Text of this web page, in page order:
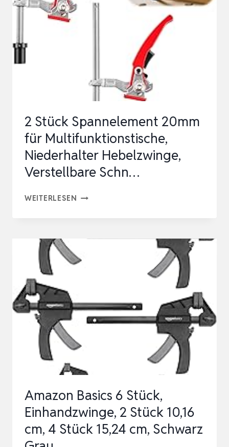
ALLEN
20-
MM-
BOHRUNGEN
–
…
2 Stück Spannelement 20mm
für Multifunktionstische,
Niederhalter Hebelzwinge,
Verstellbare Schn…
WEITERLESEN 2
FÜR
MULTIFUNKTIONSTISCHE,
HEBELZWINGE,
VERSTELLBARE
Amazon Basics 6 Stück,
Einhandzwinge, 2 Stück 10,16
cm, 4 Stück 15,24 cm, Schwarz